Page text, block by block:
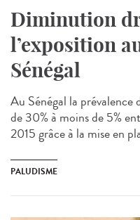
Diminution
l’exposition
Sénégal
Au Sénégal la prévalence
de 30% à moins de 5%
2015 grâce à la mise en
PALUDISME